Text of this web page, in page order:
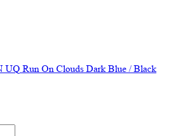
Run On Clouds Dark Blue / Black